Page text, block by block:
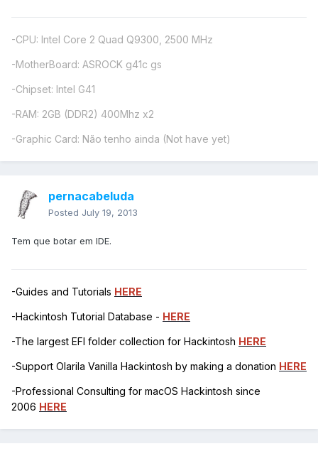
-CPU: Intel Core 2 Quad Q9300, 2500 MHz
-MotherBoard: ASROCK g41c gs
-Chipset: Intel G41
-RAM: 2GB (DDR2) 400Mhz x2
-Graphic Card: Não tenho ainda (Not have yet)
pernacabeluda
Posted July 19, 2013
Tem que botar em IDE.
-Guides and Tutorials HERE
-Hackintosh Tutorial Database - HERE
-The largest EFI folder collection for Hackintosh HERE
-Support Olarila Vanilla Hackintosh by making a donation HERE
-Professional Consulting for macOS Hackintosh since
2006 HERE